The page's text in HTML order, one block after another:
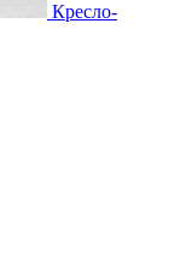
Кресло-